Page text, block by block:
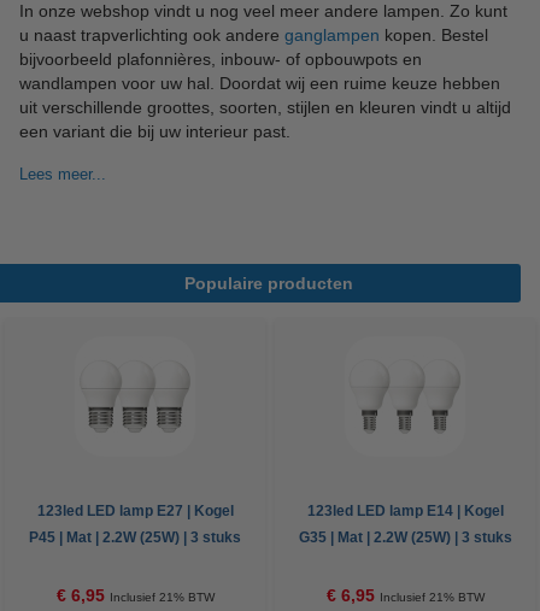
In onze webshop vindt u nog veel meer andere lampen. Zo kunt
u naast trapverlichting ook andere ganglampen kopen. Bestel
bijvoorbeeld plafonnières, inbouw- of opbouwpots en
wandlampen voor uw hal. Doordat wij een ruime keuze hebben
uit verschillende groottes, soorten, stijlen en kleuren vindt u altijd
een variant die bij uw interieur past.
Lees meer...
Populaire producten
123led LED lamp E27 | Kogel
P45 | Mat | 2.2W (25W) | 3 stuks
€ 6,95 Inclusief 21% BTW
123led LED lamp E14 | Kogel
G35 | Mat | 2.2W (25W) | 3 stuks
€ 6,95 Inclusief 21% BTW